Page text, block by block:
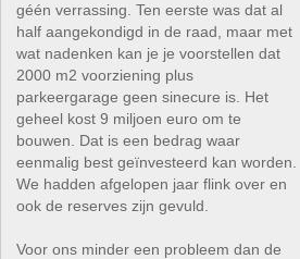
géén verrassing. Ten eerste was dat al
half aangekondigd in de raad, maar met
wat nadenken kan je je voorstellen dat
2000 m2 voorziening plus
parkeergarage geen sinecure is. Het
geheel kost 9 miljoen euro om te
bouwen. Dat is een bedrag waar
eenmalig best geïnvesteerd kan worden.
We hadden afgelopen jaar flink over en
ook de reserves zijn gevuld.
Voor ons minder een probleem dan de